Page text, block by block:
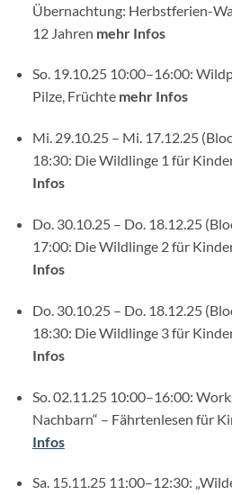
Übernachtung: Herbstferien-
12 Jahren mehr Infos
So. 19.10.25 10:00–16:00:
Pilze, Früchte mehr Infos
Mi. 29.10.25 – Mi. 17.12.25
18:30: Die Wildlinge 1 für
Infos
Do. 30.10.25 – Do. 18.12.25
17:00: Die Wildlinge 2 für
Infos
Do. 30.10.25 – Do. 18.12.25
18:30: Die Wildlinge 3 für
Infos
So. 02.11.25 10:00–16:00:
Nachbarn“ – Fährtenlesen für
Infos
Sa. 15.11.25 11:00–12:30: